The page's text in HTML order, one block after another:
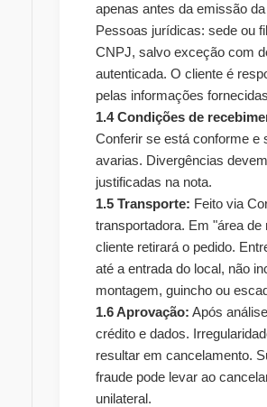
apenas antes da emissão da
Pessoas jurídicas: sede ou
CNPJ, salvo exceção com
autenticada. O cliente é
pelas informações
1.4 Condições de
Conferir se está conforme e
avarias. Divergências
justificadas na nota.
1.5 Transporte: Feito via
transportadora. Em "área de
cliente retirará o pedido.
até a entrada do local, não
montagem, guincho ou
1.6 Aprovação: Após
crédito e dados.
resultar em cancelamento.
fraude pode levar ao
unilateral.